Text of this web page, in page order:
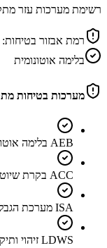
רשימת מערכות עזר
רמת אבזור בטיחות:
בלימה אוטונומית
מערכות בטיחות
AEB בלימה אוטונומית כולל זיהוי הולכי רגל ואופניים
ACC בקרת שיוט אדפטיבית כולל סיוע בפקקים
ISA מערכת הגבלה אוטומטית למהירות הרכב
LDWS זיהוי ותיקון אקטיבי לסטיה מנתיב